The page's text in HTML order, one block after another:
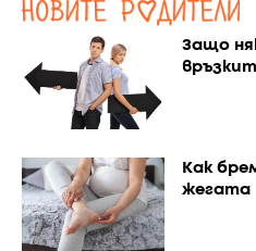
Защо
Как
жегата